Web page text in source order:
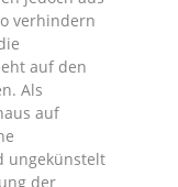
verhindern
auf den
Als
auf
ungekünstelt
der